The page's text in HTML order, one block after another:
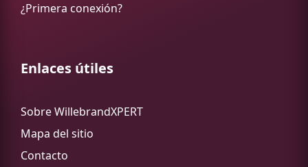
¿Primera conexión?
Enlaces útiles
Sobre WillebrandXPERT
Mapa del sitio
Contacto